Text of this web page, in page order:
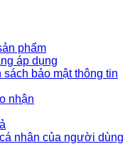
phẩm
áp dụng
bảo mật thông tin
nhận
nhân của người dùng